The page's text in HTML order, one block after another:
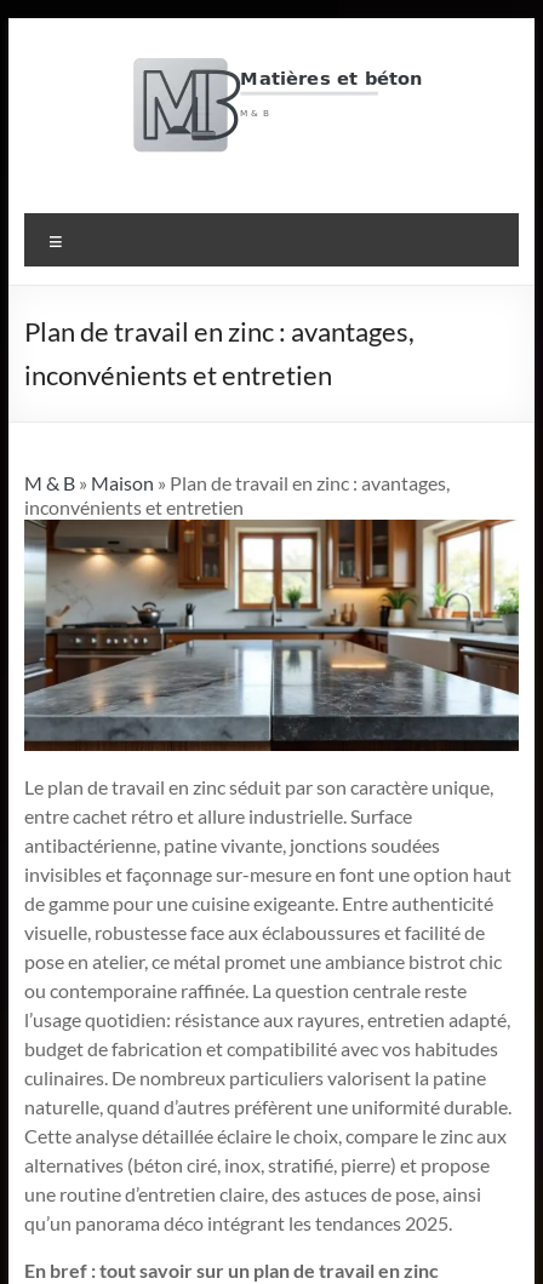
M
&
B
Matières
et
béton
Plan de travail en zinc : avantages,
inconvénients et entretien
M & B» Maison » Plan de travail en zinc : avantages,
inconvénients et entretien
Le plan de travail en zinc séduit par son caractère unique,
entre cachet rétro et allure industrielle. Surface
antibactérienne, patine vivante, jonctions soudées
invisibles et façonnage sur-mesure en font une option haut
de gamme pour une cuisine exigeante. Entre authenticité
visuelle, robustesse face aux éclaboussures et facilité de
pose en atelier, ce métal promet une ambiance bistrot chic
ou contemporaine raffinée. La question centrale reste
l’usage quotidien: résistance aux rayures, entretien adapté,
budget de fabrication et compatibilité avec vos habitudes
culinaires. De nombreux particuliers valorisent la patine
naturelle, quand d’autres préfèrent une uniformité durable.
Cette analyse détaillée éclaire le choix, compare le zinc aux
alternatives (béton ciré, inox, stratifié, pierre) et propose
une routine d’entretien claire, des astuces de pose, ainsi
qu’un panorama déco intégrant les tendances 2025.
En bref : tout savoir sur un plan de travail en zinc